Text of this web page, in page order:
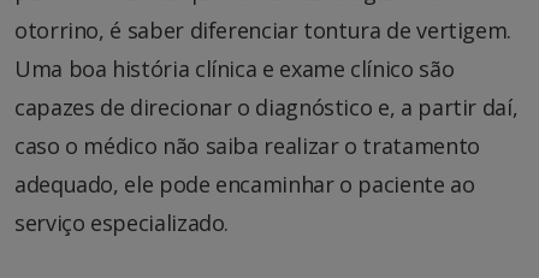
otorrino, é saber diferenciar tontura de vertigem.
Uma boa história clínica e exame clínico são
capazes de direcionar o diagnóstico e, a partir daí,
caso o médico não saiba realizar o tratamento
adequado, ele pode encaminhar o paciente ao
serviço especializado.